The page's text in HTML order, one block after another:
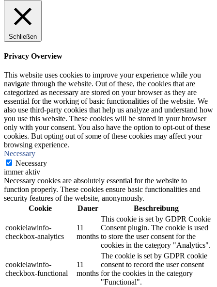
Schließen
Privacy Overview
This website uses cookies to improve your experience while you
navigate through the website. Out of these, the cookies that are
categorized as necessary are stored on your browser as they are
essential for the working of basic functionalities of the website. We
also use third-party cookies that help us analyze and understand how
you use this website. These cookies will be stored in your browser
only with your consent. You also have the option to opt-out of these
cookies. But opting out of some of these cookies may affect your
browsing experience.
Necessary
Necessary
immer aktiv
Necessary cookies are absolutely essential for the website to
function properly. These cookies ensure basic functionalities and
security features of the website, anonymously.
Cookie
Dauer Beschreibung
cookielawinfo-
checkbox-analytics
11
months
This cookie is set by GDPR Cookie
Consent plugin. The cookie is used
to store the user consent for the
cookies in the category "Analytics".
cookielawinfo-
checkbox-functional
11
months
The cookie is set by GDPR cookie
consent to record the user consent
for the cookies in the category
"Functional".